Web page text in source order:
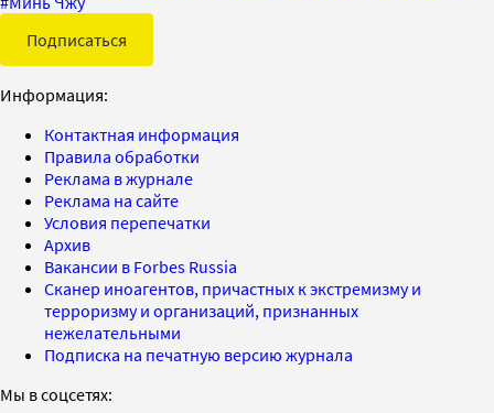
Подписаться
Информация:
Контактная информация
Правила обработки
Реклама в журнале
Реклама на сайте
Условия перепечатки
Архив
Вакансии в Forbes Russia
Сканер иноагентов, причастных к экстремизму и
терроризму и организаций, признанных
нежелательными
Подписка на печатную версию журнала
Мы в соцсетях: